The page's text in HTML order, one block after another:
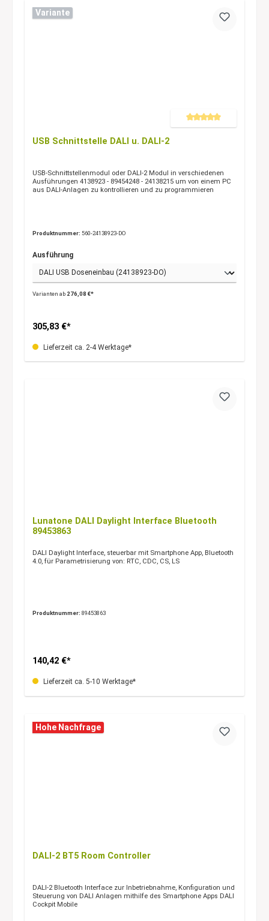
Variante
Durchschnittliche Bewertung
USB Schnittstelle DALI u. DALI-2
USB-Schnittstellenmodul oder DALI-2 Modul in verschiedenen
Ausführungen 4138923 - 89454248 - 24138215 um von einem PC
aus DALI-Anlagen zu kontrollieren und zu programmieren
Produktnummer: 560-24138923-DO
Ausführung
Varianten ab276,08 €*
305,83 €*
Lieferzeit ca. 2-4 Werktage*
Lunatone DALI Daylight Interface Bluetooth
89453863
DALI Daylight Interface, steuerbar mit Smartphone App, Bluetooth
4.0, für Parametrisierung von: RTC, CDC, CS, LS
Produktnummer: 89453863
140,42 €*
Lieferzeit ca. 5-10 Werktage*
Hohe Nachfrage
DALI-2 BT5 Room Controller
DALI-2 Bluetooth Interface zur Inbetriebnahme, Konfiguration und
Steuerung von DALI Anlagen mithilfe des Smartphone Apps DALI
Cockpit Mobile